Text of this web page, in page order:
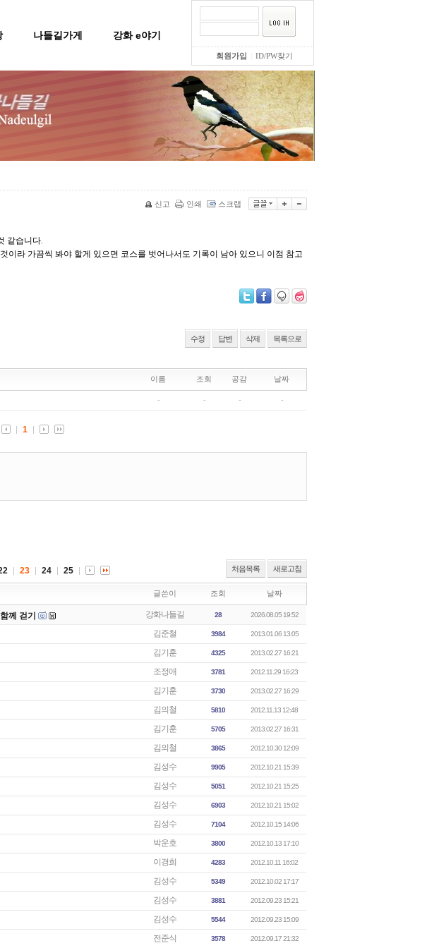
나들길가게 강화 e야기
회원가입 ID/PW찾기
신고 인쇄 스크랩
같습니다.
이라 가끔씩 봐야 할게 있으면 코스를 벗어나서도 기록이 남아 있으니 이점 참고
수정 답변 삭제 목록으로
처음목록 새로고침
23 24 25
글쓴이 조회 날짜
께 걷기 강화나들길 28 2026.08.05 19:52
김준철 3984 2013.01.06 13:05
김기훈 4325 2013.02.27 16:21
조정애 3781 2012.11.29 16:23
김기훈 3730 2013.02.27 16:29
김의철 5810 2012.11.13 12:48
김기훈 5705 2013.02.27 16:31
김의철 3865 2012.10.30 12:09
김성수 9905 2012.10.21 15:39
김성수 5051 2012.10.21 15:25
김성수 6903 2012.10.21 15:02
김성수 7104 2012.10.15 14:06
박운호 3800 2012.10.13 17:10
이경희 4283 2012.10.11 16:02
김성수 5349 2012.10.02 17:17
김성수 3881 2012.09.23 15:21
김성수 5544 2012.09.23 15:09
전준식 3578 2012.09.17 21:32